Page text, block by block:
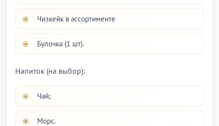
Чизкейк в ассортименте
Булочка (1 шт).
Напиток (на выбор):
Чай;
Морс.